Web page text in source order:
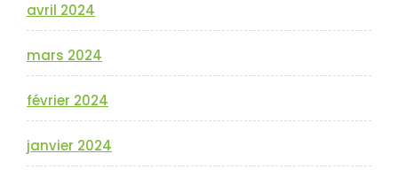
avril 2024
mars 2024
février 2024
janvier 2024